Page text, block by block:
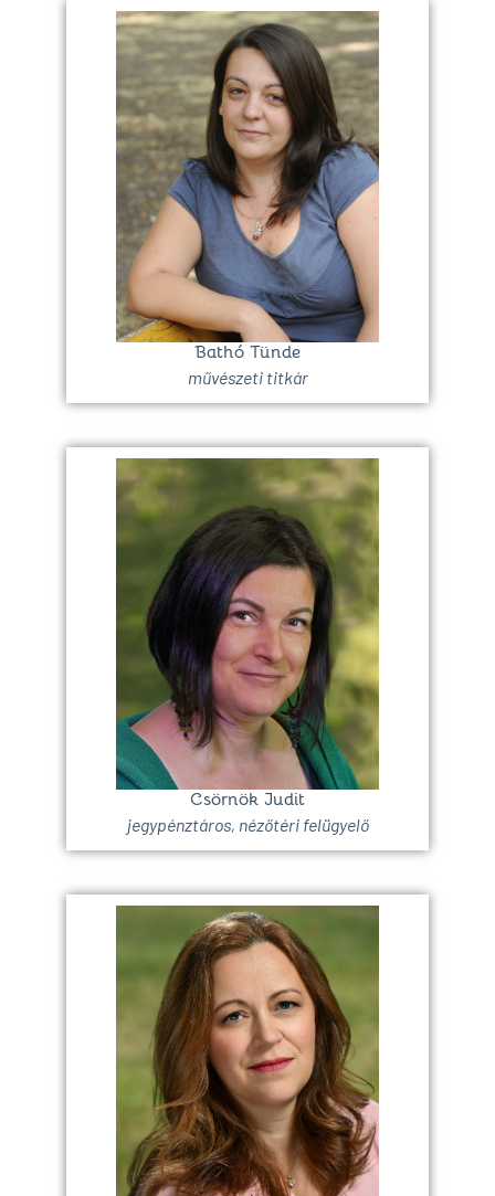
Bathó Tünde
művészeti titkár
Csörnök Judit
jegypénztáros, nézőtéri felügyelő